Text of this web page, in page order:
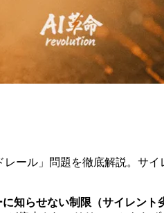
レール」問題を徹底解説。
知らせない制限（サイレン